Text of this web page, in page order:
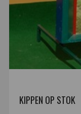
KIPPEN OP STOK